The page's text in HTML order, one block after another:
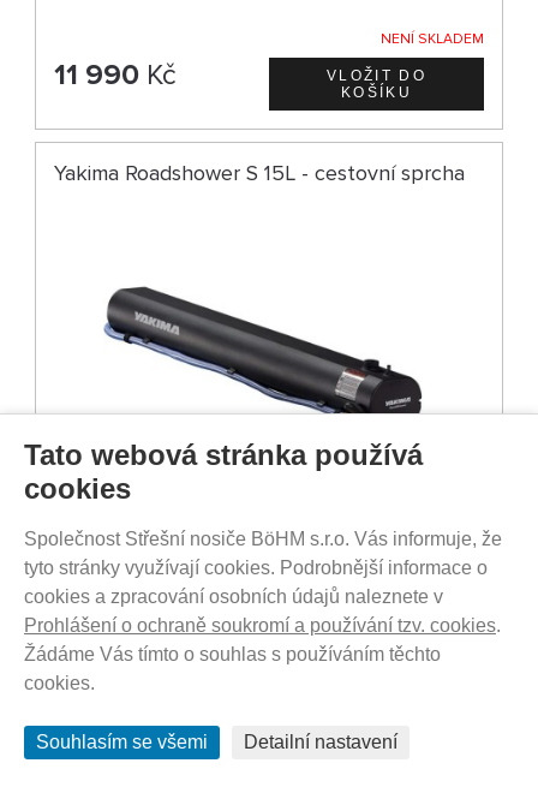
NENÍ SKLADEM
11 990 Kč
Yakima Roadshower S 15L - cestovní sprcha
SKLADEM - DO 1-5 DNŮ U VÁS
12 490Kč
Thule Approach Annex S - přístavek stanu
Tato webová stránka používá
cookies
Společnost Střešní nosiče BöHM s.r.o. Vás informuje, že
tyto stránky využívají cookies. Podrobnější informace o
cookies a zpracování osobních údajů naleznete v
Prohlášení o ochraně soukromí a používání tzv. cookies.
Žádáme Vás tímto o souhlas s používáním těchto
cookies.
Souhlasím se všemi Detailní nastavení